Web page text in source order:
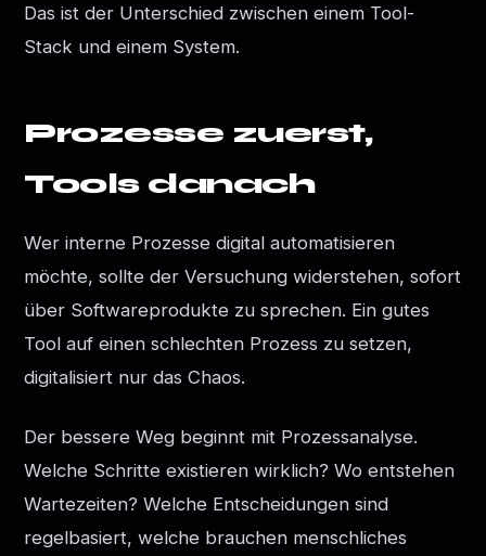
Das ist der Unterschied zwischen einem Tool-
Stack und einem System.
Prozesse zuerst,
Tools danach
Wer interne Prozesse digital automatisieren
möchte, sollte der Versuchung widerstehen, sofort
über Softwareprodukte zu sprechen. Ein gutes
Tool auf einen schlechten Prozess zu setzen,
digitalisiert nur das Chaos.
Der bessere Weg beginnt mit Prozessanalyse.
Welche Schritte existieren wirklich? Wo entstehen
Wartezeiten? Welche Entscheidungen sind
regelbasiert, welche brauchen menschliches